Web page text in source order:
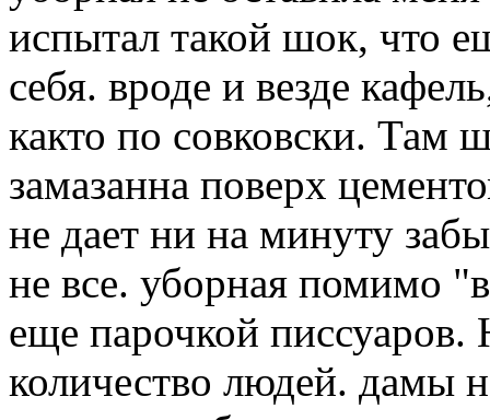
испытал такой шок, что
себя. вроде и везде
както по совковски. Там
замазанна поверх
не дает ни на минуту
не все. уборная помимо
еще парочкой писсуаров.
количество людей. дамы